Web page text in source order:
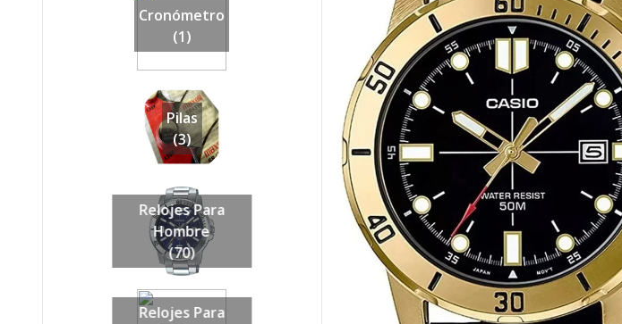
Cronómetro
(1)
Pilas
(3)
Relojes Para
Hombre
(70)
Relojes Para